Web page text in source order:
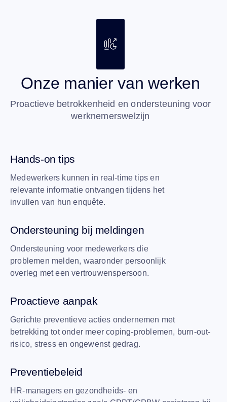
Onze manier van werken
Proactieve betrokkenheid en ondersteuning voor
werknemerswelzijn
Hands-on tips
Medewerkers kunnen in real-time tips en
relevante informatie ontvangen tijdens het
invullen van hun enquête.
Ondersteuning bij meldingen
Ondersteuning voor medewerkers die
problemen melden, waaronder persoonlijk
overleg met een vertrouwenspersoon.
Proactieve aanpak
Gerichte preventieve acties ondernemen met
betrekking tot onder meer coping-problemen, burn-out-
risico, stress en ongewenst gedrag.
Preventiebeleid
HR-managers en gezondheids- en